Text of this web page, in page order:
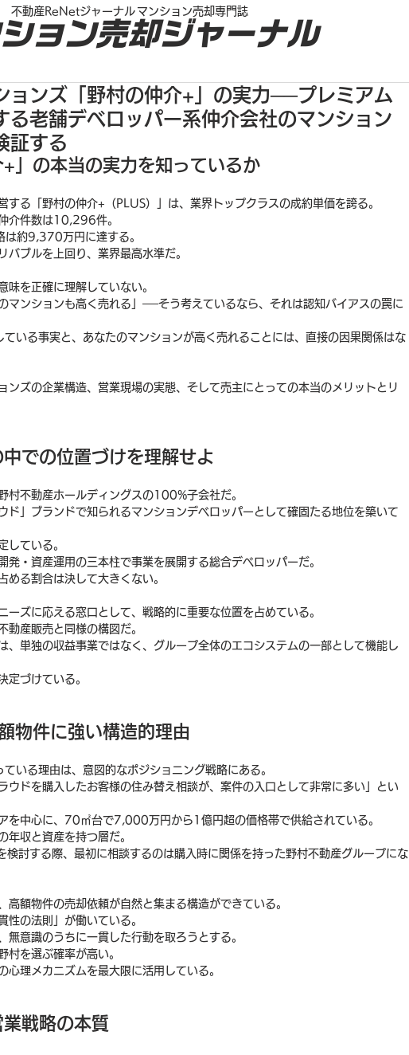
ョン売却ジャーナル
不動産ReNetジャーナル マンション売却専門誌
ョンズ「野村の仲介+」の実力──プレミアム
る老舗デベロッパー系仲介会社のマンション
証する
」の本当の実力を知っているか
る「野村の仲介+（PLUS）」は、業界トップクラスの成約単価を誇る。
介件数は10,296件。
は約9,370万円に達する。
バブルを上回り、業界最高水準だ。
を正確に理解していない。
マンションも高く売れる」──そう考えているなら、それは認知バイアスの罠に
いる事実と、あなたのマンションが高く売れることには、直接の因果関係はな
ズの企業構造、営業現場の実態、そして売主にとっての本当のメリットとリ
での位置づけを理解せよ
不動産ホールディングスの100%子会社だ。
ド」ブランドで知られるマンションデベロッパーとして確固たる地位を築いて
している。
発・資産運用の三本柱で事業を展開する総合デベロッパーだ。
める割合は決して大きくない。
ズに応える窓口として、戦略的に重要な位置を占めている。
動産販売と同様の構図だ。
、単独の収益事業ではなく、グループ全体のエコシステムの一部として機能し
定づけている。
物件に強い構造的理由
いる理由は、意図的なポジショニング戦略にある。
ウドを購入したお客様の住み替え相談が、案件の入口として非常に多い」とい
を中心に、70㎡台で7,000万円から1億円超の価格帯で供給されている。
年収と資産を持つ層だ。
討する際、最初に相談するのは購入時に関係を持った野村不動産グループにな
額物件の売却依頼が自然と集まる構造ができている。
性の法則」が働いている。
無意識のうちに一貫した行動を取ろうとする。
村を選ぶ確率が高い。
心理メカニズムを最大限に活用している。
戦略の本質